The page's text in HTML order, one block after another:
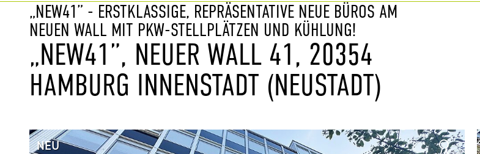
„NEW41” - ERSTKLASSIGE, REPRÄSENTATIVE NEUE BÜROS AM
NEUEN WALL MIT PKW-STELLPLÄTZEN UND KÜHLUNG!
„NEW41”, NEUER WALL 41, 20354
HAMBURG INNENSTADT (NEUSTADT)
NEU